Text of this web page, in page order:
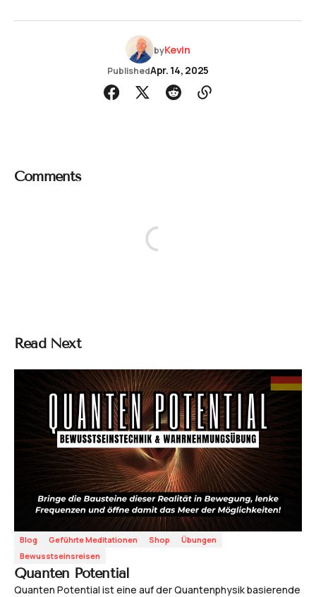
byKevin
PublishedApr. 14, 2025
Comments
Read Next
Blog Geführte Meditationen Shop
Übungen
Bewusstseinsreisen
Quanten Potential
Quanten Potential ist eine auf der Quantenphysik basierende